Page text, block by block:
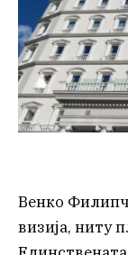
Венко
визија, ниту